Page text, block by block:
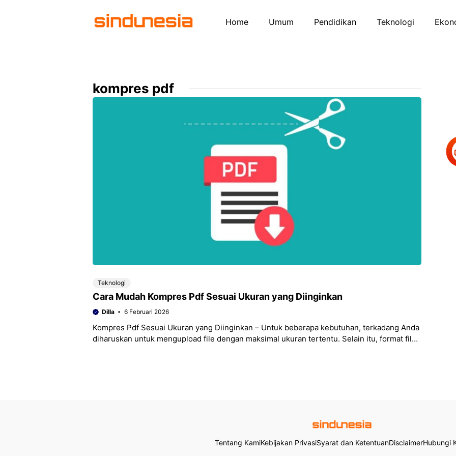
Home Umum Pendidikan Teknologi
kompres pdf
Teknologi
Cara Mudah Kompres Pdf Sesuai Ukuran yang Diinginkan
Dilla 6 Februari 2026
Kompres Pdf Sesuai Ukuran yang Diinginkan – Untuk beberapa kebutuhan, terkadang Anda
diharuskan untuk mengupload file dengan maksimal ukuran tertentu. Selain itu, format file
Tentang KamiKebijakan PrivasiSyarat dan KetentuanDisclaimerHubungi